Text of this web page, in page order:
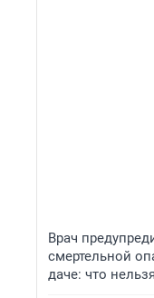
Врач
смертельной
даче: что